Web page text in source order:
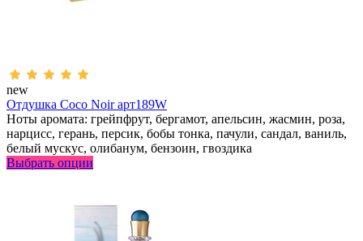
new
Отдушка Coco Noir арт189W
Ноты аромата: грейпфрут, бергамот, апельсин, жасмин, роза,
нарцисс, герань, персик, бобы тонка, пачули, сандал, ваниль,
белый мускус, олибанум, бензоин, гвоздика
Выбрать опции